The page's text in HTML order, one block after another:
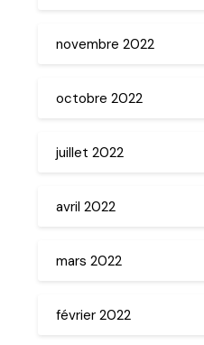
novembre 2022
octobre 2022
juillet 2022
avril 2022
mars 2022
février 2022